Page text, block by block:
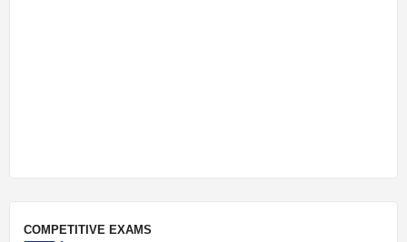
COMPETITIVE EXAMS